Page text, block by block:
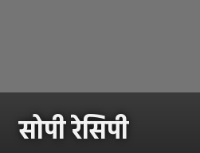
सोपी रेसिपी